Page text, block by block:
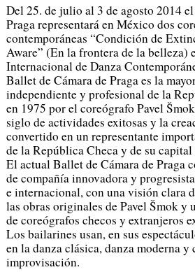
Del 25. de julio al 3 de agosto 2014
Praga representará en México dos
contemporáneas “Condición de
Aware” (En la frontera de la belleza)
Internacional de Danza
Ballet de Cámara de Praga es la
independiente y profesional de la
en 1975 por el coreógrafo Pavel
siglo de actividades exitosas y la
convertido en un representante
de la República Checa y de su
El actual Ballet de Cámara de Praga
de compañía innovadora y
e internacional, con una visión clara
las obras originales de Pavel Šmok y
de coreógrafos checos y extranjeros
Los bailarines usan, en sus
en la danza clásica, danza moderna
improvisación.